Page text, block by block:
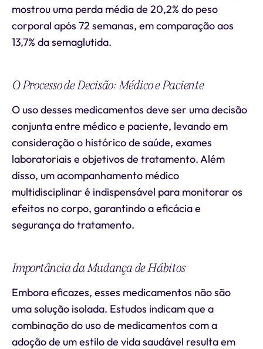
mostrou uma perda média de 20,2% do peso
corporal após 72 semanas, em comparação aos
13,7% da semaglutida.
O Processo de Decisão: Médico e Paciente
O uso desses medicamentos deve ser uma decisão
conjunta entre médico e paciente, levando em
consideração o histórico de saúde, exames
laboratoriais e objetivos de tratamento. Além
disso, um acompanhamento médico
multidisciplinar é indispensável para monitorar os
efeitos no corpo, garantindo a eficácia e
segurança do tratamento.
Importância da Mudança de Hábitos
Embora eficazes, esses medicamentos não são
uma solução isolada. Estudos indicam que a
combinação do uso de medicamentos com a
adoção de um estilo de vida saudável resulta em